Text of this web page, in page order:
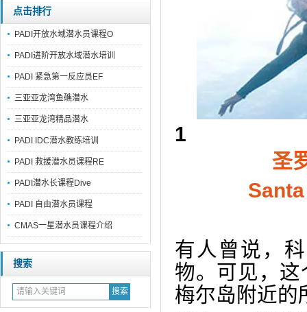
点击排行
PADI开放水域潜水员课程O
PADI进阶开放水域潜水培训
PADI 紧急第一反应员EF
三亚亚龙湾鱼礁潜水
三亚亚龙湾精品潜水
PADI IDC潜水教练培训
PADI 救援潜水员课程RE
PADI潜水长课程Dive
PADI 自由潜水员课程
CMAS一星潜水员课程介绍
搜索
1
圣
有人曾说，
物。可见，
梅尔岛附近的